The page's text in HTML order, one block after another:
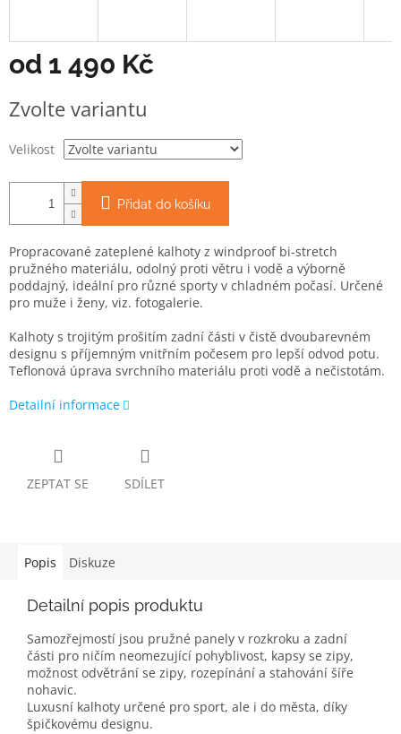
od 1 490 Kč
cena:
Zvolte variantu
Velikost
Přidat do košíku
Propracované zateplené kalhoty z windproof bi-stretch
pružného materiálu, odolný proti větru i vodě a výborně
poddajný, ideální pro různé sporty v chladném počasí. Určené
pro muže i ženy, viz. fotogalerie.
Kalhoty s trojitým prošitím zadní části v čistě dvoubarevném
designu s příjemným vnitřním počesem pro lepší odvod potu.
Teflonová úprava svrchního materiálu proti vodě a nečistotám.
Detailní informace
ZEPTAT SE SDÍLET
Popis Diskuze
Detailní popis produktu
Samozřejmostí jsou pružné panely v rozkroku a zadní
části pro ničím neomezující pohyblivost, kapsy se zipy,
možnost odvětrání se zipy, rozepínání a stahování šíře
nohavic.
Luxusní kalhoty určené pro sport, ale i do města, díky
špičkovému designu.